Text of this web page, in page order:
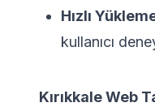
Hızlı
kullanıcı
Kırıkkale Web